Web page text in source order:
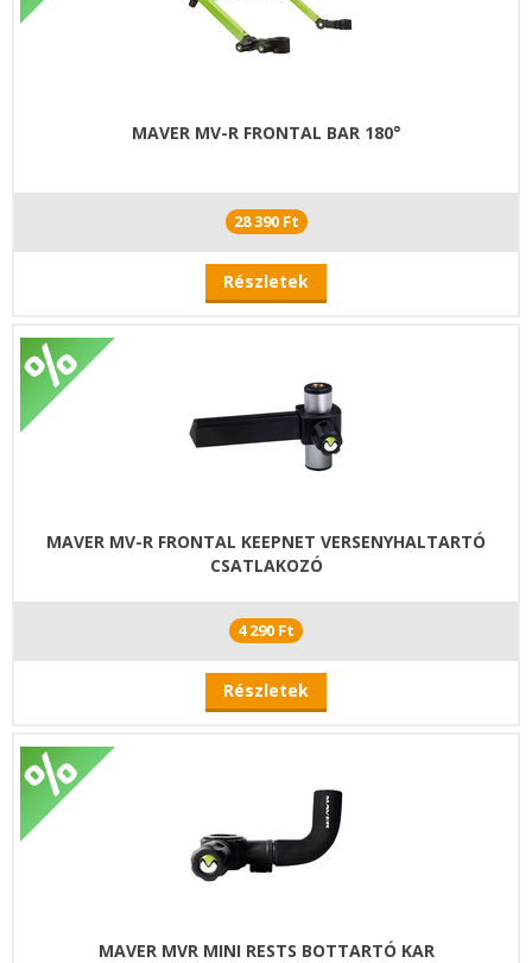
MAVER MV-R FRONTAL BAR 180°
28 390 Ft
Részletek
MAVER MV-R FRONTAL KEEPNET VERSENYHALTARTÓ
CSATLAKOZÓ
4 290 Ft
Részletek
MAVER MVR MINI RESTS BOTTARTÓ KAR